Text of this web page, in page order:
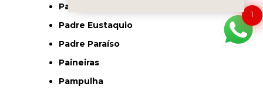
Padre Carvalho
Padre Eustaquio
Padre Paraíso
Paineiras
Pampulha
1